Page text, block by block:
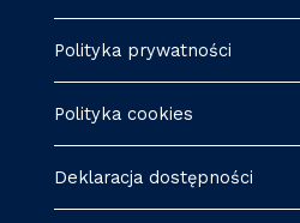
Polityka prywatności
Polityka cookies
Deklaracja dostępności